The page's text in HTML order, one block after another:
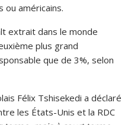
ou américains.
extrait dans le monde
plus grand
que de 3%, selon
Félix Tshisekedi a déclaré
les États-Unis et la RDC